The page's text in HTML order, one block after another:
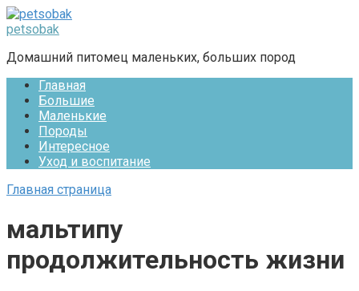
Перейти
к
petsobak
Домашний питомец маленьких, больших пород
Главная
Большие
Маленькие
Породы
Интересное
Уход и воспитание
Главная страница
мальтипу
продолжительность жизни